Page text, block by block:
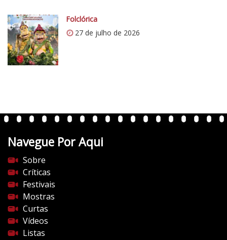
Folclórica
27 de julho de 2026
Navegue Por Aqui
Sobre
Críticas
Festivais
Mostras
Curtas
Vídeos
Listas